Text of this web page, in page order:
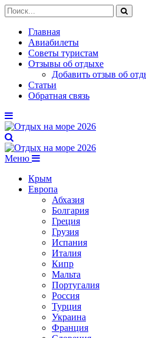
Главная
Авиабилеты
Советы туристам
Отзывы об отдыхе
Добавить отзыв об
Статьи
Обратная связь
Меню
Крым
Европа
Абхазия
Болгария
Греция
Грузия
Испания
Италия
Кипр
Мальта
Португалия
Россия
Турция
Украина
Франция